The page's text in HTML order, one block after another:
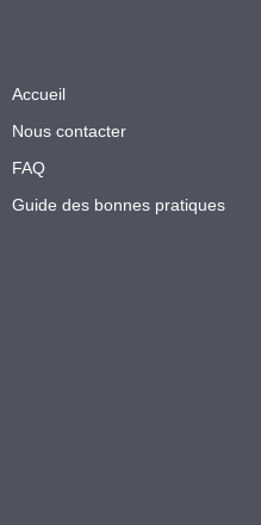
Accueil
Nous contacter
FAQ
Guide des bonnes pratiques